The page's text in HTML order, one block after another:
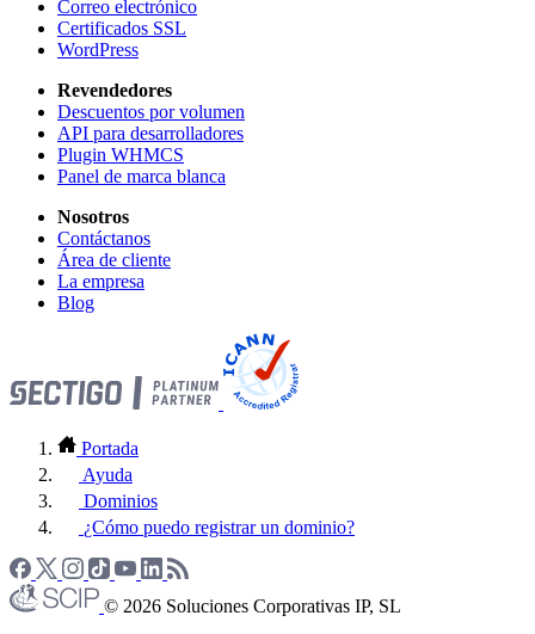
Correo electrónico
Certificados SSL
WordPress
Revendedores
Descuentos por volumen
API para desarrolladores
Plugin WHMCS
Panel de marca blanca
Nosotros
Contáctanos
Área de cliente
La empresa
Blog
Portada
Ayuda
Dominios
¿Cómo puedo registrar un dominio?
© 2026 Soluciones Corporativas IP, SL